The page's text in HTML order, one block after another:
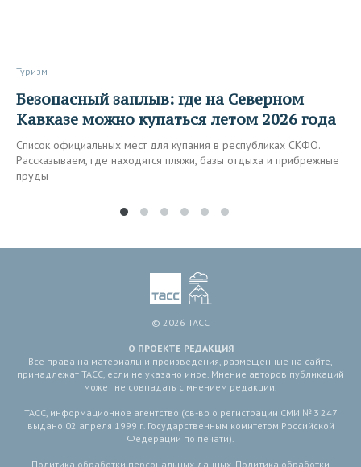
Туризм
Безопасный заплыв: где на Северном
Кавказе можно купаться летом 2026 года
Список официальных мест для купания в республиках СКФО.
Рассказываем, где находятся пляжи, базы отдыха и прибрежные
пруды
© 2026 ТАСС
О ПРОЕКТЕ РЕДАКЦИЯ
Все права на материалы и произведения, размещенные на сайте,
принадлежат ТАСС, если не указано иное. Мнение авторов публикаций
может не совпадать с мнением редакции.
ТАСС, информационное агентство (св-во о регистрации СМИ № 3 247
выдано 02 апреля 1999 г. Государственным комитетом Российской
Федерации по печати).
Политика обработки персональных данных Политика обработки